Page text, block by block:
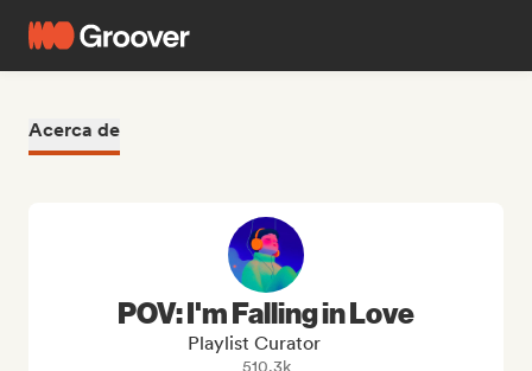
Acerca de
POV: I'm Falling in Love
Playlist Curator
510.3k